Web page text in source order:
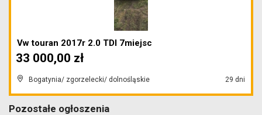
Vw touran 2017r 2.0 TDI 7miejsc
Bogatynia/ zgorzelecki/ dolnośląskie 29 dni
33 000,00 zł
Pozostałe ogłoszenia